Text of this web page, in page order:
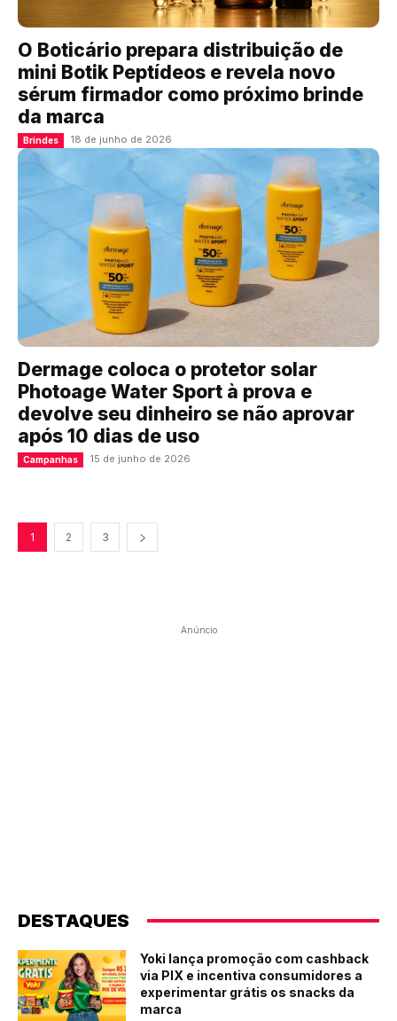
O Boticário prepara distribuição de
mini Botik Peptídeos e revela novo
sérum firmador como próximo brinde
da marca
Brindes 18 de junho de 2026
Dermage coloca o protetor solar
Photoage Water Sport à prova e
devolve seu dinheiro se não aprovar
após 10 dias de uso
Campanhas 15 de junho de 2026
1 2 3
Anúncio
DESTAQUES
Yoki lança promoção com cashback
via PIX e incentiva consumidores a
experimentar grátis os snacks da
marca